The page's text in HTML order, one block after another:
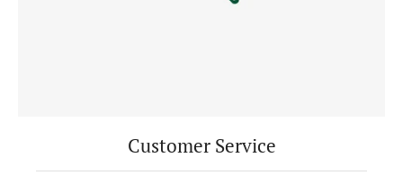
Customer Service